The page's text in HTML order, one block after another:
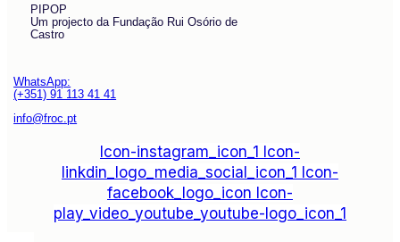
PIPOP
Um projecto da Fundação Rui Osório de
Castro
WhatsApp:
(+351) 91 113 41 41
info@froc.pt
Icon-instagram_icon_1 Icon-
linkdin_logo_media_social_icon_1 Icon-
facebook_logo_icon Icon-
play_video_youtube_youtube-logo_icon_1